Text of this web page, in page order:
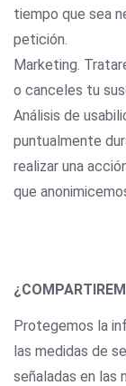
tiempo que sea
petición.
Marketing.
o canceles tu
Análisis de
puntualmente
realizar una
que
Protegemos la
las medidas de
señaladas en las